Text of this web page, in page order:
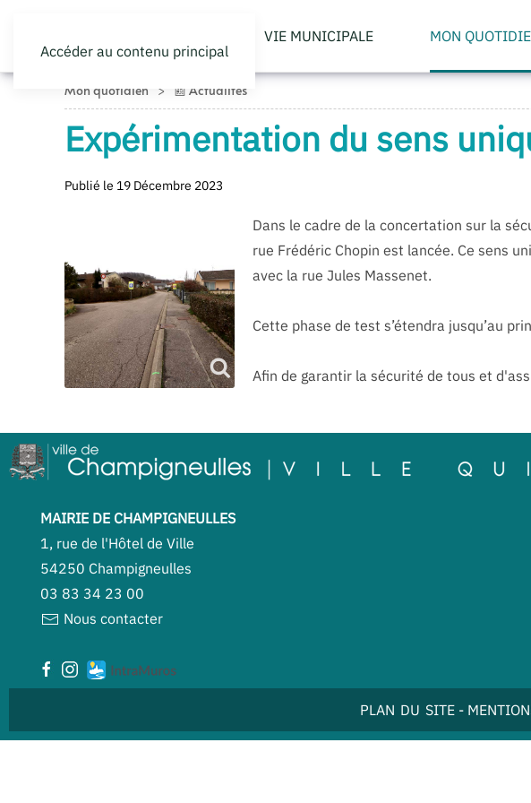
Accéder au contenu principal
VIE MUNICIPALE MON
Mon quotidien 📰 Actualités
Expérimentation du sens
Publié le 19 Décembre 2023
Dans le cadre de la concertation sur la
rue Frédéric Chopin est lancée. Ce sens
avec la rue Jules Massenet.
Cette phase de test s’étendra jusqu’au
Afin de garantir la sécurité de tous et
MAIRIE DE CHAMPIGNEULLES
1, rue de l'Hôtel de Ville
54250 Champigneulles
03 83 34 23 00
Nous contacter
PLAN DU SITE-